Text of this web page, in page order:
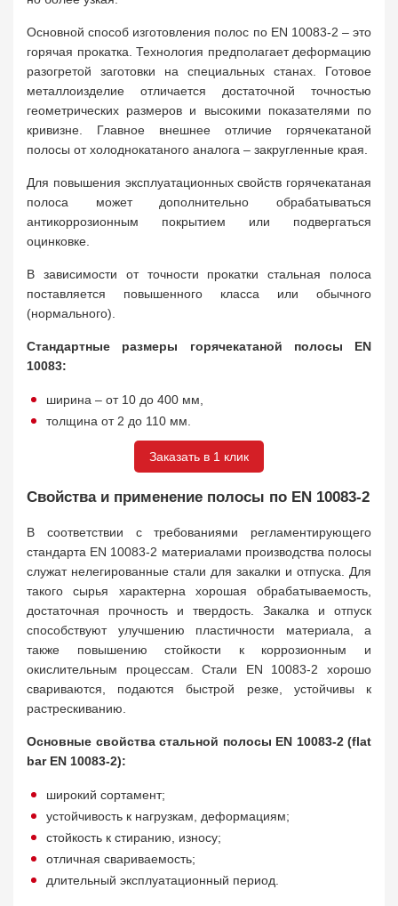
Основной способ изготовления полос по EN 10083-2 – это
горячая прокатка. Технология предполагает деформацию
разогретой заготовки на специальных станах. Готовое
металлоизделие отличается достаточной точностью
геометрических размеров и высокими показателями по
кривизне. Главное внешнее отличие горячекатаной
полосы от холоднокатаного аналога – закругленные края.
Для повышения эксплуатационных свойств горячекатаная
полоса может дополнительно обрабатываться
антикоррозионным покрытием или подвергаться
оцинковке.
В зависимости от точности прокатки стальная полоса
поставляется повышенного класса или обычного
(нормального).
Стандартные размеры горячекатаной полосы EN
10083:
ширина – от 10 до 400 мм,
толщина от 2 до 110 мм.
Заказать в 1 клик
Свойства и применение полосы по EN 10083-2
В соответствии с требованиями регламентирующего
стандарта EN 10083-2 материалами производства полосы
служат нелегированные стали для закалки и отпуска. Для
такого сырья характерна хорошая обрабатываемость,
достаточная прочность и твердость. Закалка и отпуск
способствуют улучшению пластичности материала, а
также повышению стойкости к коррозионным и
окислительным процессам. Стали EN 10083-2 хорошо
свариваются, подаются быстрой резке, устойчивы к
растрескиванию.
Основные свойства стальной полосы EN 10083-2 (flat
bar EN 10083-2):
широкий сортамент;
устойчивость к нагрузкам, деформациям;
стойкость к стиранию, износу;
отличная свариваемость;
длительный эксплуатационный период.